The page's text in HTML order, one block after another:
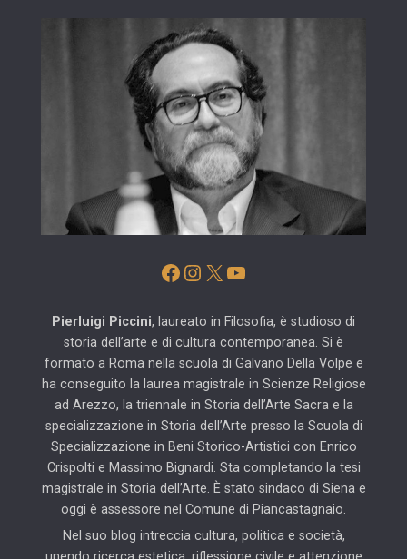
Facebook
Instagram
X YouTube
Pierluigi Piccini, laureato in Filosofia, è studioso di
storia dell’arte e di cultura contemporanea. Si è
formato a Roma nella scuola di Galvano Della Volpe e
ha conseguito la laurea magistrale in Scienze Religiose
ad Arezzo, la triennale in Storia dell’Arte Sacra e la
specializzazione in Storia dell’Arte presso la Scuola di
Specializzazione in Beni Storico-Artistici con Enrico
Crispolti e Massimo Bignardi. Sta completando la tesi
magistrale in Storia dell’Arte. È stato sindaco di Siena e
oggi è assessore nel Comune di Piancastagnaio.
Nel suo blog intreccia cultura, politica e società,